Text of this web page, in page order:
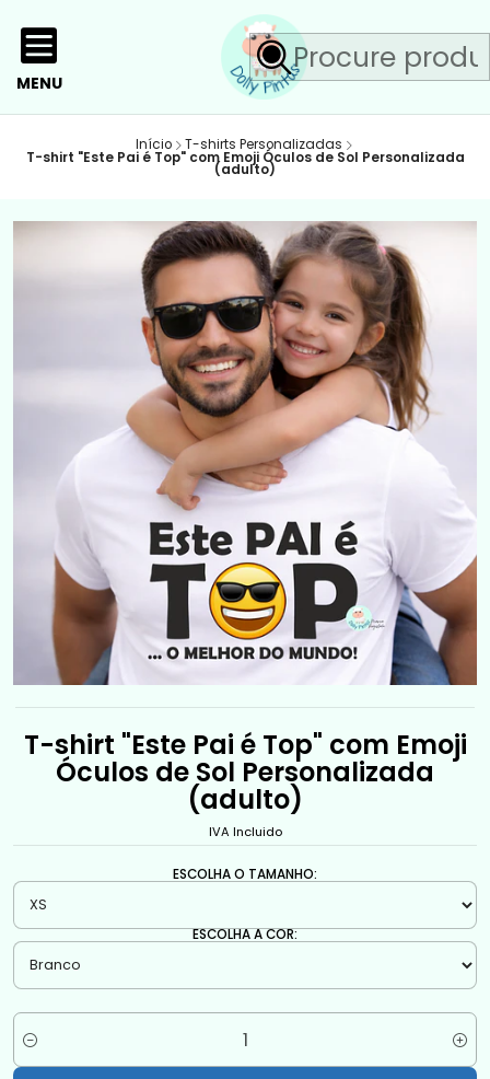
MENU
Início T-shirts Personalizadas
T-shirt "Este Pai é Top" com Emoji Óculos de Sol Personalizada
(adulto)
T-shirt "Este Pai é Top" com Emoji
Óculos de Sol Personalizada
(adulto)
IVA Incluido
ESCOLHA O TAMANHO:
ESCOLHA A COR:
Quantidade